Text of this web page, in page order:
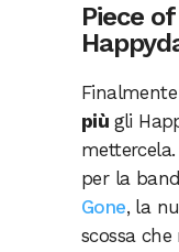
Piece
Finalmente
più gli
per la
Gone, la
scossa